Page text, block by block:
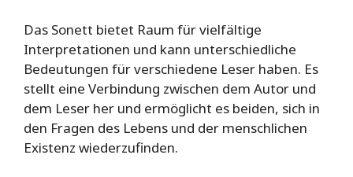
Das Sonett bietet Raum für vielfältige
Interpretationen und kann unterschiedliche
Bedeutungen für verschiedene Leser haben. Es
stellt eine Verbindung zwischen dem Autor und
dem Leser her und ermöglicht es beiden, sich in
den Fragen des Lebens und der menschlichen
Existenz wiederzufinden.